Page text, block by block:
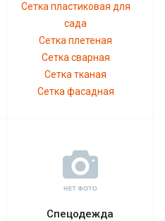
Сетка пластиковая для
сада
Сетка плетеная
Сетка сварная
Сетка тканая
Сетка фасадная
Спецодежда